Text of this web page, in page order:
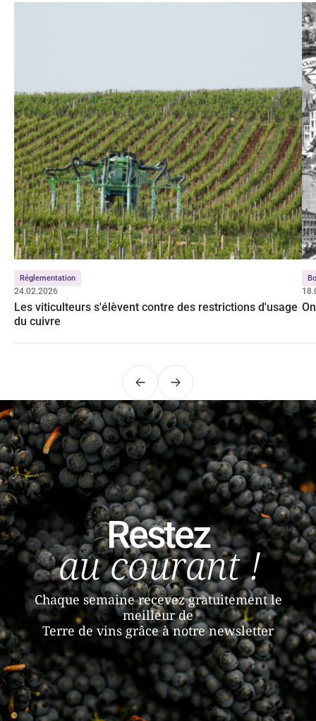
Réglementation
24.02.2026
Les viticulteurs s'élèvent contre des restrictions d'usage
du cuivre
PrécédentSuivant
Restez
au courant !
Chaque semaine recevez gratuitement le
meilleur de
Terre de vins grâce à notre newsletter